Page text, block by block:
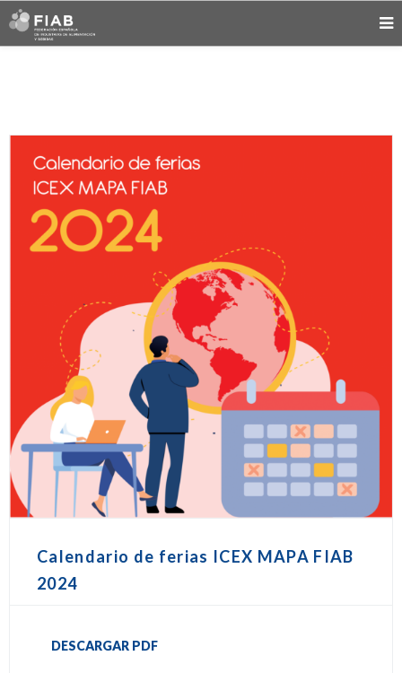
Calendario de ferias ICEX MAPA FIAB
2024
DESCARGAR PDF